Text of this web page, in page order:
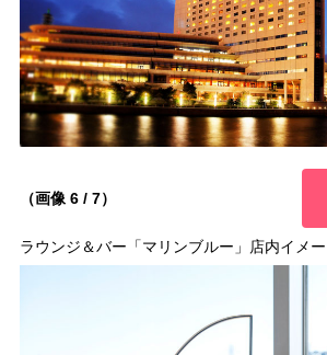
（画像 6 / 7）
ラウンジ＆バー「マリンブルー」店内イメ